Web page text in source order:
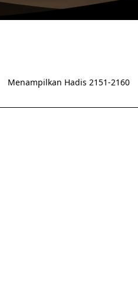
Menampilkan Hadis 2151-2160